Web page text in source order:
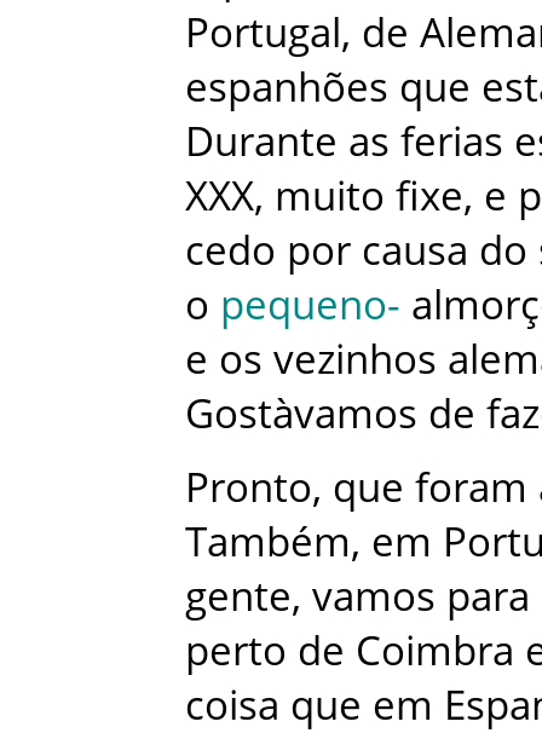
Portugal, de
espanhões que
Durante as ferias
XXX, muito fixe, e
cedo por causa do
o pequeno-
e os vezinhos
Gostàvamos de
Pronto, que foram
Também, em
gente, vamos para
perto de Coimbra
coisa que em